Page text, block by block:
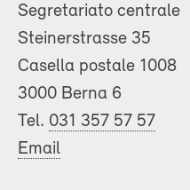
Segretariato centrale
Steinerstrasse 35
Casella postale 1008
3000 Berna 6
Tel. 031 357 57 57
Email